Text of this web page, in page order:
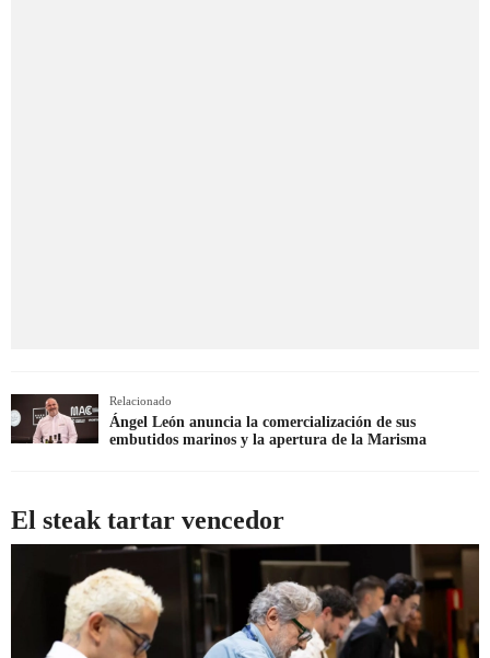
Relacionado
Ángel León anuncia la comercialización de sus
embutidos marinos y la apertura de la Marisma
El steak tartar vencedor